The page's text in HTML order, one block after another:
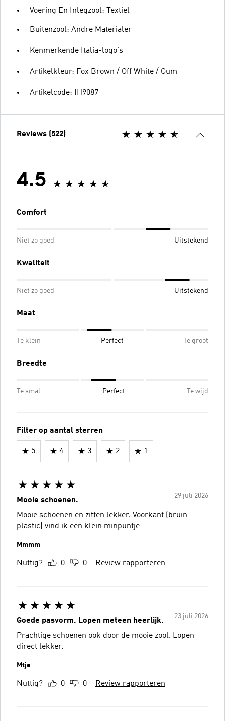
Voering En Inlegzool: Textiel
Buitenzool: Andre Materialer
Kenmerkende Italia-logo's
Artikelkleur: Fox Brown / Off White / Gum
Artikelcode: IH9087
Reviews (522)
4.5
Comfort
Niet zo goed Uitstekend
Kwaliteit
Niet zo goed Uitstekend
Maat
Te klein Perfect Te groot
Breedte
Te smal Perfect Te wijd
Filter op aantal sterren
5 4 3 2 1
29 juli 2026
Mooie schoenen.
Mooie schoenen en zitten lekker. Voorkant (bruin
plastic) vind ik een klein minpuntje
Mmmm
Nuttig? 0 0 Review rapporteren
23 juli 2026
Goede pasvorm. Lopen meteen heerlijk.
Prachtige schoenen ook door de mooie zool. Lopen
direct lekker.
Mtje
Nuttig? 0 0 Review rapporteren